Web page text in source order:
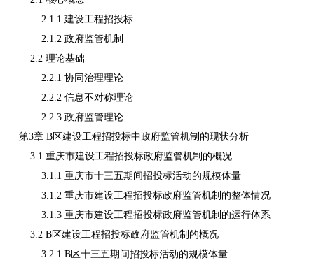
2.1.1 建设工程招投标
2.1.2 政府监管机制
2.2 理论基础
2.2.1 协同治理理论
2.2.2 信息不对称理论
2.2.3 政府监管理论
第3章 B区建设工程招投标中政府监管机制的现状分析
3.1 重庆市建设工程招投标政府监管机制的概况
3.1.1 重庆市十三五期间招投标活动的规模体量
3.1.2 重庆市建设工程招投标政府监管机制的整体情况
3.1.3 重庆市建设工程招投标政府监管机制的运行体系
3.2 B区建设工程招投标政府监管机制的概况
3.2.1 B区十三五期间招投标活动的规模体量